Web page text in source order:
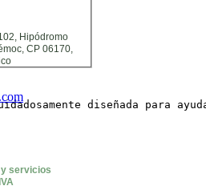
diseñada
Hipódromo
CP 06170,
servicios